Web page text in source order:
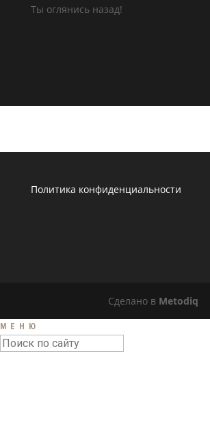
Ты оглянись назад!
Политика конфиденциальности
Сделано в Metodiq
МЕНЮ